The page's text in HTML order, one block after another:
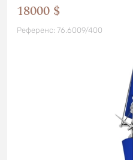
18000 $
Референс: 76.6009/400